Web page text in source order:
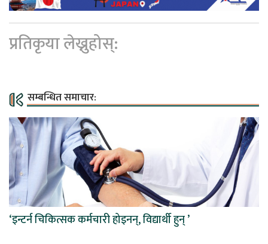
प्रतिकृया लेख्नुहोस्:
सम्बन्धित समाचार:
‘इन्टर्न चिकित्सक कर्मचारी होइनन्, विद्यार्थी हुन् ’